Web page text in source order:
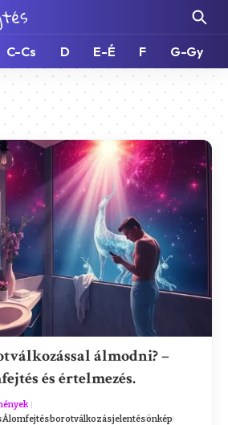
C-Cs D E-É F G-Gy
álmodni? –
és értelmezés.
Álomfejtésborotválkozásjelentésönkép